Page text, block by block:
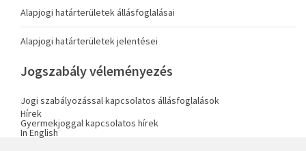
Alapjogi határterületek állásfoglalásai
Alapjogi határterületek jelentései
Jogszabály véleményezés
Jogi szabályozással kapcsolatos állásfoglalások
Hírek
Gyermekjoggal kapcsolatos hírek
In English